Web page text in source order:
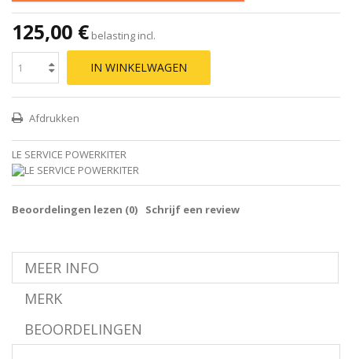
125,00 € belasting incl.
IN WINKELWAGEN
Afdrukken
LE SERVICE POWERKITER
Beoordelingen lezen (0) Schrijf een review
MEER INFO
MERK
BEOORDELINGEN